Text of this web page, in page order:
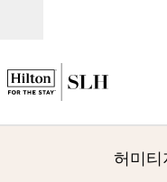
허미티